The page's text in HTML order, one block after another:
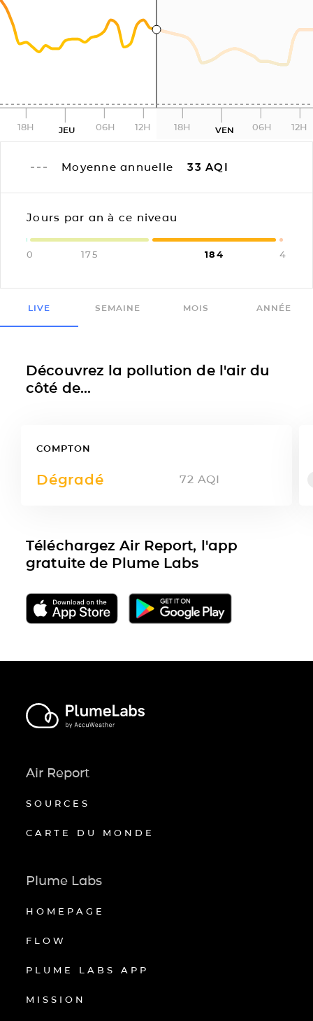
18H JEU 06H 12H 18H VEN 06H 12H
Moyenne annuelle 33 AQI
Jours par an à ce niveau
0 175 184 4
LIVE SEMAINE MOIS ANNÉE
Découvrez la pollution de l'air du
côté de...
COMPTON
Dégradé 72 AQI
Téléchargez Air Report, l'app
gratuite de Plume Labs
Air Report
SOURCES
CARTE DU MONDE
Plume Labs
HOMEPAGE
FLOW
PLUME LABS APP
MISSION